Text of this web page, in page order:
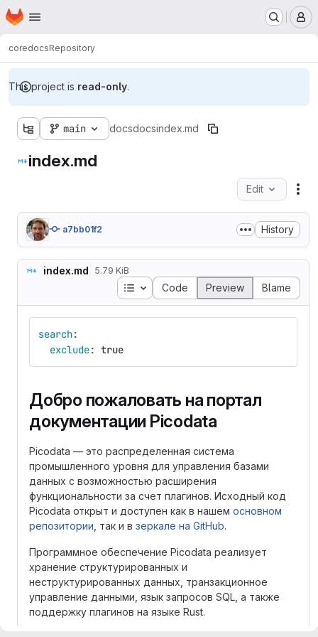
Skip to main content
Homepage
coredocsRepository
This project is read-only.
main docsdocsindex.md
index.md
Edit
a7bb01f2 History
index.md 5.79 KiB
Table of contents
Code Preview Blame
search:
exclude: true
Добро пожаловать на портал
документации Picodata
Picodata — это распределенная система
промышленного уровня для управления базами
данных с возможностью расширения
функциональности за счет плагинов. Исходный код
Picodata открыт и доступен как в нашем основном
репозитории , так и в зеркале на GitHub.
Программное обеспечение Picodata реализует
хранение структурированных и
неструктурированных данных, транзакционное
управление данными, язык запросов SQL, а также
поддержку плагинов на языке Rust.